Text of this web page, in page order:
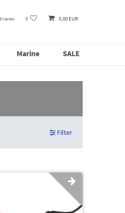
0 0,00 EUR
Marine SALE
Filter